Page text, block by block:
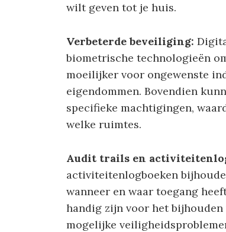
wilt geven tot je huis.
Verbeterde beveiliging:
biometrische technologieën
moeilijker voor ongewenste
eigendommen. Bovendien
specifieke machtigingen,
welke ruimtes.
Audit trails en
activiteitenlogboeken
wanneer en waar toegang
handig zijn voor het
mogelijke